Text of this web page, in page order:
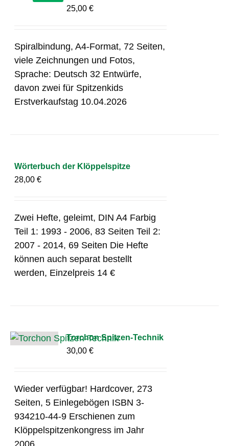
25,00€
Spiralbindung, A4-Format, 72 Seiten,
viele Zeichnungen und Fotos,
Sprache: Deutsch 32 Entwürfe,
davon zwei für Spitzenkids
Erstverkaufstag 10.04.2026
Wörterbuch der Klöppelspitze
28,00€
Zwei Hefte, geleimt, DIN A4 Farbig
Teil 1: 1993 - 2006, 83 Seiten Teil 2:
2007 - 2014, 69 Seiten Die Hefte
können auch separat bestellt
werden, Einzelpreis 14 €
Torchon Spitzen-Technik
30,00€
Wieder verfügbar! Hardcover, 273
Seiten, 5 Einlegebögen ISBN 3-
934210-44-9 Erschienen zum
Klöppelspitzenkongress im Jahr
2006